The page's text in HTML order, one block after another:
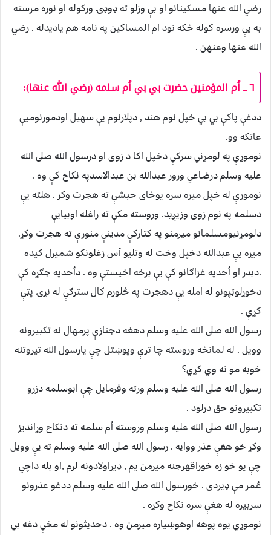
رضي الله عنها مسكينانو او بې وزلو ته ډوډۍ وركوله او نوره مرسته
به يې ورسره كوله ځكه نود ام المساكين په نامه هم ياديدله . رضي
الله عنها وعنهن .
٦ ــ اُم المؤمنين حضرت بي بي اُم سلمه (رضي الله عنها):
ددغې پاكې بي بي خپل نوم هند , دپلارنوم يې سهيل اودمورنوميې
عاتكه وو.
نوموړې په لومړني سركې دخپل اكا د زوی او درسول الله صلى الله
عليه وسلم درضاعي ورور عبدالله بن عبدالاسدپه نكاح كې وه .
نوموړې له خپل ميړه سره يوځای حبشې ته هجرت وكړ . هلته يې
دسلمه په نوم زوی وزيږيد. وروسته مكې ته راغله اوبيايې
دلومړنيومسلمانو ميرمنو په كتاركې مدينې منورې ته هجرت وكړ.
ميړه يې عبدالله دخپل وخت له وتليو آس زغلونكو شميرل كيده
.دبدر او اُحدپه غزاګانو كې يې برخه اخيستې وه . داُحدپه جګړه كې
دخوړلوټپونو له امله يې دهجرت په څلورم كال سترګې له نړۍ پټې
كړې .
رسول الله صلى الله عليه وسلم دهغه دجنازې پرمهال نه تكبيرونه
وويل . له لمانځه وروسته چا ترې وپوښتل چې يارسول الله تيروتنه
خوبه مو نه وي كړي؟
رسول الله صلى الله عليه وسلم ورته وفرمايل چې ابوسلمه دزرو
تكبيرونو حق درلود .
رسول الله صلى الله عليه وسلم وروسته اُم سلمه ته دنكاح وړانديز
وكړ خو هغې عذر ووايه . رسول الله صلى الله عليه وسلم ته يې وويل
چې يو خو زه خوراقهرجنه ميرمن يم , ډيراولادونه لرم ,او بله داچي
عُمر مې ډيردى . خورسول الله صلى الله عليه وسلم ددغو عذرونو
سربيره له هغې سره نكاح وكړه .
نوموړي يوه پوهه اوهوښياره ميرمن وه . دحديثونو له مخې دغه بي